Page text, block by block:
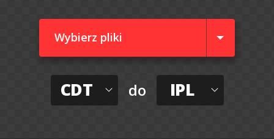
Wybierz pliki
CDT do IPL